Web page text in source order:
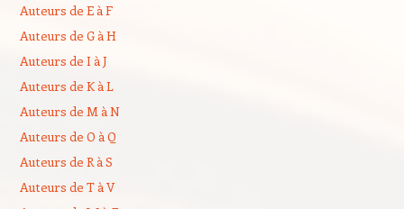
Auteurs de E à F
Auteurs de G à H
Auteurs de I à J
Auteurs de K à L
Auteurs de M à N
Auteurs de O à Q
Auteurs de R à S
Auteurs de T à V